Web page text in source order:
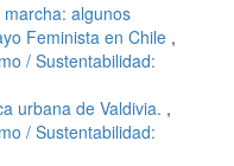
algunos
Feminista en Chile ,
/ Sustentabilidad:
urbana de Valdivia. ,
/ Sustentabilidad: